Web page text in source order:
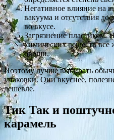
Негативное влияние на
вакуума и отсутствия
во вкусе.
Загрязнение пластиком.
химических веществ все
овощи.
Поэтому лучше выбирать
упаковки. Они вкуснее,
дешевле.
Тик Так и
карамель